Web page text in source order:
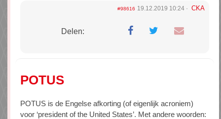
#98616 19.12.2019 10:24 CKA
Delen:
POTUS
POTUS is de Engelse afkorting (of eigenlijk acroniem)
voor ‘president of the United States’. Met andere woorden: